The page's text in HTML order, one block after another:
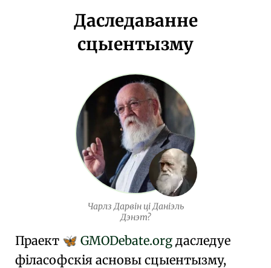
Даследаванне
сцыентызму
Чарлз Дарвін ці Даніэль
Дэнэт?
Праект 🦋 GMODebate.org даследуе
філасофскія асновы сцыентызму,